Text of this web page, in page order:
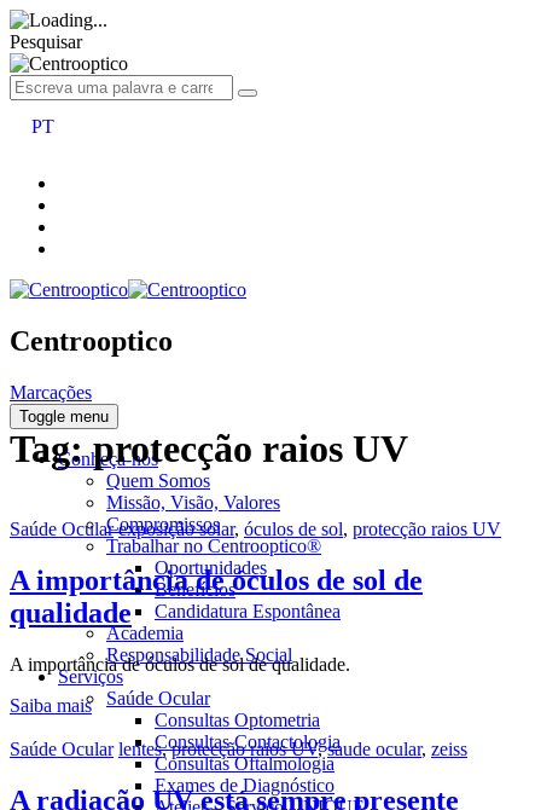
Pesquisar
PT
Centrooptico
Marcações
Toggle menu
Conheça-nos
Quem Somos
Missão, Visão, Valores
Compromissos
Trabalhar no Centrooptico®
Oportunidades
Benefícios
Candidatura Espontânea
Academia
Responsabilidade Social
Serviços
Saúde Ocular
Consultas Optometria
Consultas Contactologia
Consultas Oftalmologia
Exames de Diagnóstico
Tag:protecção raios UV
Categorias
Saúde OcularTags
exposição solar, óculos de sol, protecção raios UV
A importância de óculos de sol de
qualidade
A importância de óculos de sol de qualidade.
Saiba mais
Categorias
Saúde Ocular Tags
lentes,protecção raios UV,saude ocular, zeiss
A radiação UV está sempre presente